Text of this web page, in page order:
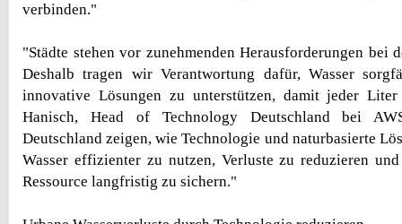
verbinden."
"Städte stehen vor zunehmenden Herausforderungen bei
Deshalb tragen wir Verantwortung dafür, Wasser
innovative Lösungen zu unterstützen, damit jeder
Hanisch, Head of Technology Deutschland bei
Deutschland zeigen, wie Technologie und naturbasierte
Wasser effizienter zu nutzen, Verluste zu reduzieren
Ressource langfristig zu sichern."